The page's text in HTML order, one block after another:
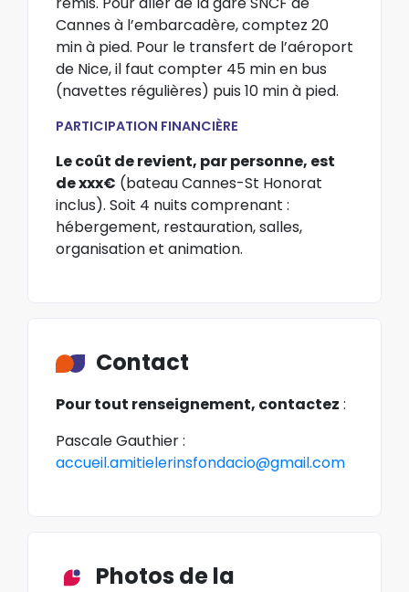
Cannes à l’embarcadère, comptez 20
min à pied. Pour le transfert de l’aéroport
de Nice, il faut compter 45 min en bus
(navettes régulières) puis 10 min à pied.
PARTICIPATION FINANCIÈRE
Le coût de revient, par personne, est
de xxx€ (bateau Cannes-St Honorat
inclus). Soit 4 nuits comprenant :
hébergement, restauration, salles,
organisation et animation.
Contact
Pour tout renseignement, contactez :
Pascale Gauthier :
accueil.amitielerinsfondacio@gmail.com
Photos de la